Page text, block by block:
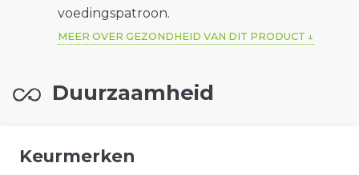
voedingspatroon.
MEER OVER GEZONDHEID VAN DIT PRODUCT
Duurzaamheid
Keurmerken